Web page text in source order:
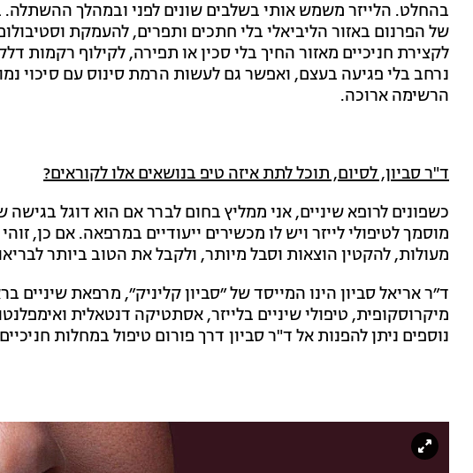
בהחלט. הלייזר משמש אותי בשלבים שונים לפני ובמהלך ההשתלה.
של הפרנום באזור הליביאלי בלי חתכים ותפרים, להעמקת
לקצירת חניכיים מאזור החיך בלי סכין או תפירה, לקילוף רקמות
נרחב בלי פגיעה בעצם, ואפשר גם לעשות הרמת סינוס עם סיכוי
הרשימה ארוכה.
ד"ר סביון, לסיום, תוכל לתת איזה טיפ בנושאים אלו לקוראים?
כשפונים לרופא שיניים, אני ממליץ בחום לברר אם הוא דוגל
מוסמך לטיפולי לייזר ויש לו מכשירים ייעודיים במרפאה. אם כן,
מעולות, להקטין הוצאות וסבל מיותר, ולקבל את הטוב ביותר
ד״ר אריאל סביון הינו המייסד של ״סביון קליניק״, מרפאת שיניים
מיקרוסקופית, טיפולי שיניים בלייזר, אסתטיקה דנטאלית
נוספים ניתן להפנות אל ד"ר סביון דרך פורום טיפול במחלות